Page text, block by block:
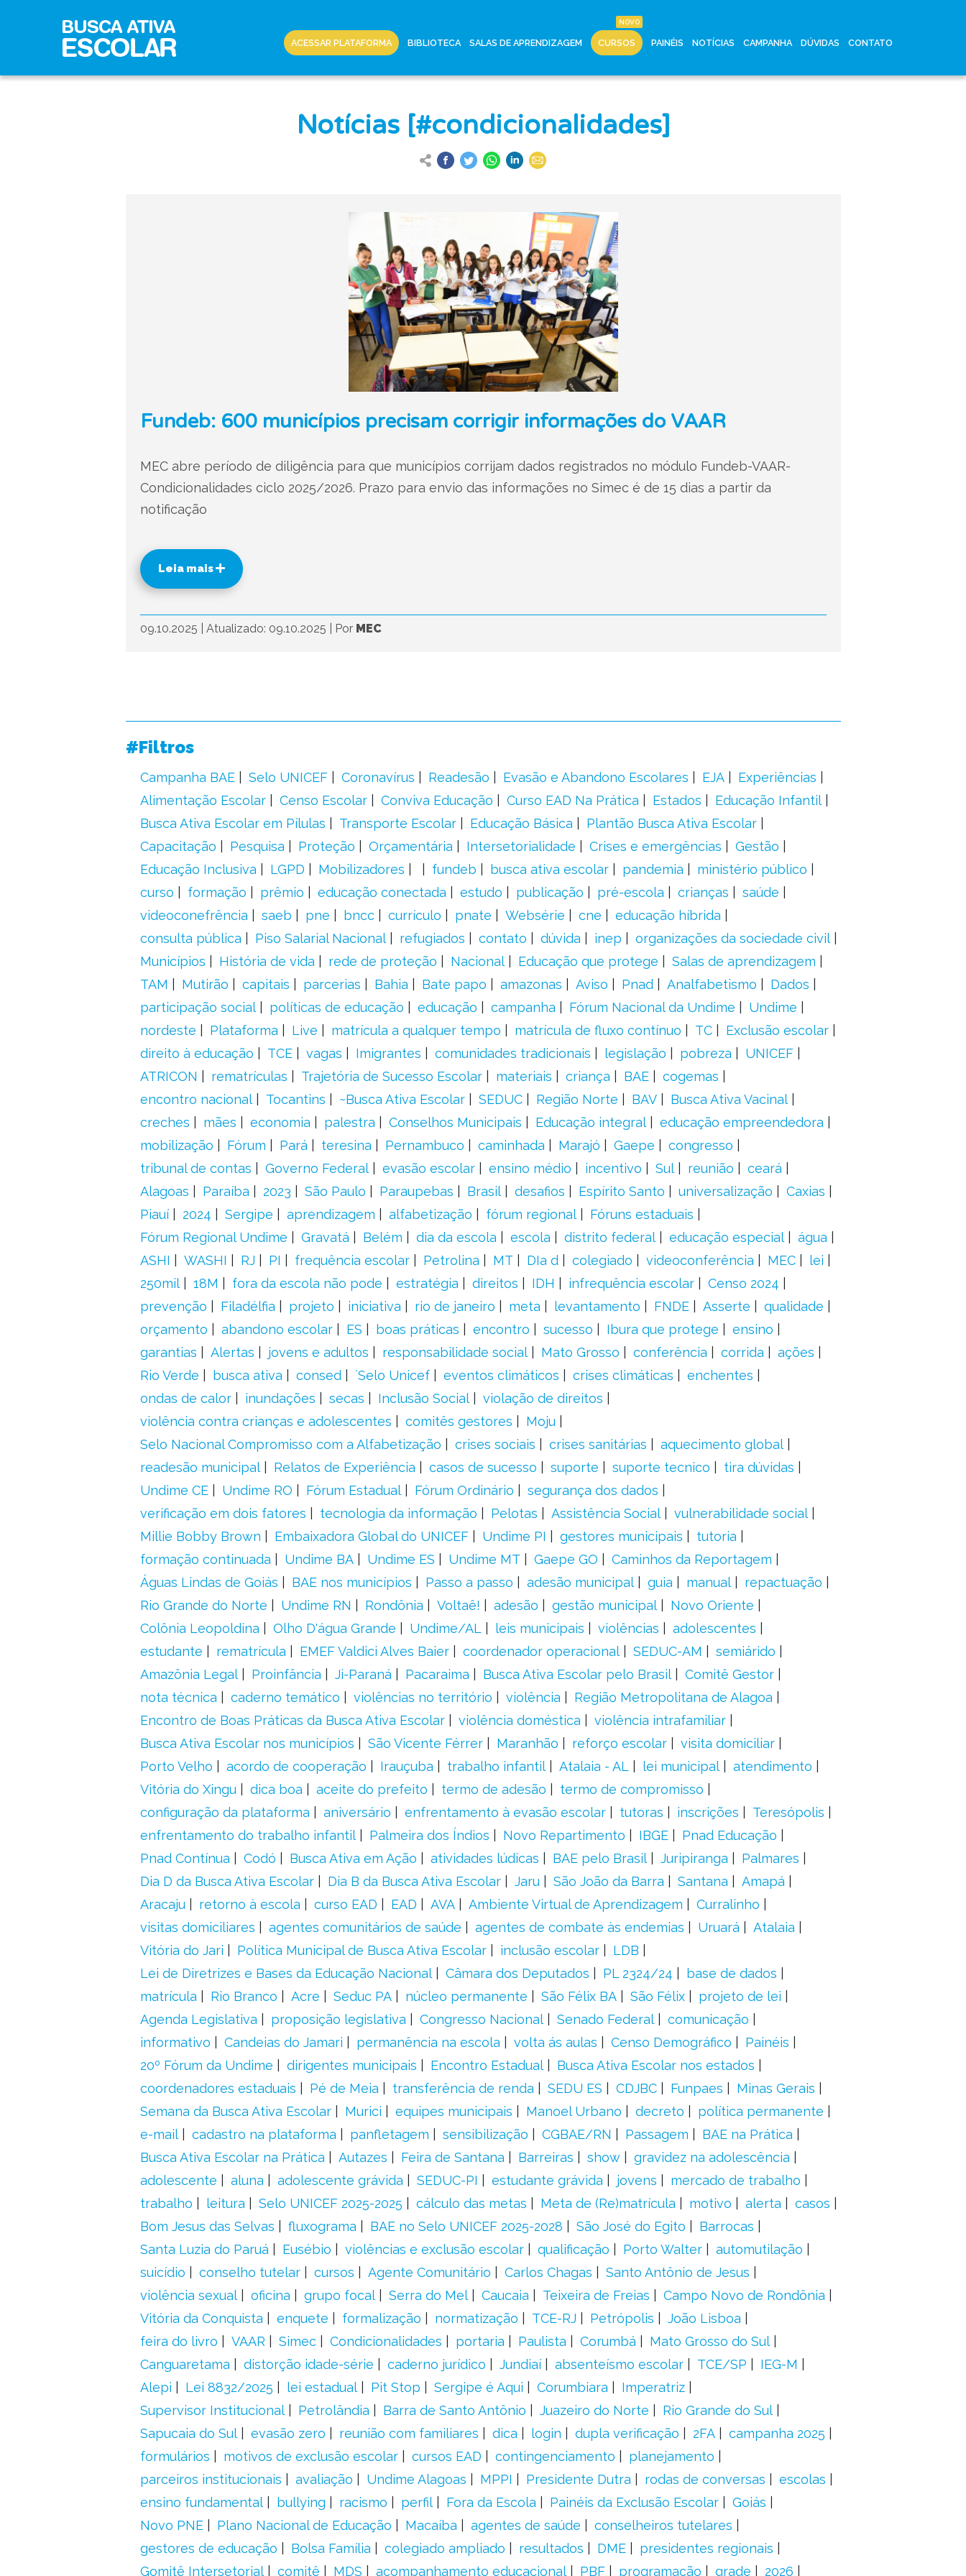
ACESSAR PLATAFORMA BIBLIOTECA SALAS DE APRENDIZAGEM CURSOS PAINÉIS NOTÍCIAS CAMPANHA DÚVIDAS CONTATO
Notícias [#condicionalidades]
Fundeb: 600 municípios precisam corrigir informações do VAAR
MEC abre período de diligência para que municípios corrijam dados registrados no módulo Fundeb-VAAR-
Condicionalidades ciclo 2025/2026. Prazo para envio das informações no Simec é de 15 dias a partir da
notificação
Leia mais
09.10.2025 Atualizado: 09.10.2025 Por MEC
#Filtros
Campanha BAE Selo UNICEF Coronavírus Readesão Evasão e Abandono Escolares EJA
Experiências
Alimentação Escolar
Censo Escolar Conviva Educação Curso EAD Na Prática Estados
Educação Infantil
Busca Ativa Escolar em Pílulas
Transporte Escolar Educação Básica
Plantão Busca Ativa Escolar
Capacitação
Pesquisa Proteção Orçamentária Intersetorialidade Crises e emergências
Gestão
Educação Inclusiva
LGPD Mobilizadores fundeb busca ativa escolar pandemia
ministério público
curso
formação prêmio educação conectada estudo publicação pré-escola crianças
saúde
videoconefrência
saeb pne bncc currículo pnate Websérie cne
educação híbrida
consulta pública
Piso Salarial Nacional refugiados contato dúvida inep
organizações da sociedade civil
Municípios
História de vida rede de proteção Nacional Educação que protege
Salas de aprendizagem
TAM
Mutirão capitais parcerias Bahia Bate papo amazonas Aviso Pnad Analfabetismo
Dados
participação social
políticas de educação educação campanha Fórum Nacional da Undime
Undime
nordeste
Plataforma Live matrícula a qualquer tempo matrícula de fluxo contínuo TC
Exclusão escolar
direito à educação
TCE vagas Imigrantes comunidades tradicionais legislação pobreza
UNICEF
ATRICON
rematrículas Trajetória de Sucesso Escolar materiais criança BAE
cogemas
encontro nacional
Tocantins ~Busca Ativa Escolar SEDUC Região Norte BAV
Busca Ativa Vacinal
creches
mães economia palestra Conselhos Municipais Educação integral
educação empreendedora
mobilização
Fórum Pará teresina Pernambuco caminhada Marajó Gaepe
congresso
tribunal de contas
Governo Federal evasão escolar ensino médio incentivo Sul reunião
ceará
Alagoas
Paraíba 2023 São Paulo Paraupebas Brasil desafios Espírito Santo universalização
Caxias
Piauí
2024 Sergipe aprendizagem alfabetização fórum regional
Fóruns estaduais
Fórum Regional Undime
Gravatá Belém dia da escola escola distrito federal educação especial
água
ASHI
WASHI RJ PI frequência escolar Petrolina MT DIa d colegiado videoconferência MEC
lei
250mil
18M fora da escola não pode estratégia direitos IDH infrequência escolar
Censo 2024
prevenção
Filadélfia projeto iniciativa rio de janeiro meta levantamento FNDE Asserte
qualidade
orçamento
abandono escolar ES boas práticas encontro sucesso Ibura que protege
ensino
garantias
Alertas jovens e adultos responsabilidade social Mato Grosso conferência corrida
ações
Rio Verde
busca ativa consed ´Selo Unicef eventos climáticos crises climáticas
enchentes
ondas de calor
inundações secas Inclusão Social
violação de direitos
violência contra crianças e adolescentes
comitês gestores
Moju
Selo Nacional Compromisso com a Alfabetização
crises sociais crises sanitárias
aquecimento global
readesão municipal
Relatos de Experiência casos de sucesso suporte suporte tecnico
tira dúvidas
Undime CE
Undime RO Fórum Estadual Fórum Ordinário
segurança dos dados
verificação em dois fatores
tecnologia da informação Pelotas Assistência Social
vulnerabilidade social
Millie Bobby Brown
Embaixadora Global do UNICEF Undime PI gestores municipais
tutoria
formação continuada
Undime BA Undime ES Undime MT Gaepe GO
Caminhos da Reportagem
Águas Lindas de Goiás
BAE nos municípios Passo a passo adesão municipal guia manual
repactuação
Rio Grande do Norte
Undime RN Rondônia Voltaê! adesão gestão municipal
Novo Oriente
Colônia Leopoldina
Olho D'água Grande Undime/AL leis municipais violências
adolescentes
estudante
rematrícula EMEF Valdici Alves Baier coordenador operacional SEDUC-AM
semiárido
Amazônia Legal
Proinfância Ji-Paraná Pacaraima Busca Ativa Escolar pelo Brasil
Comitê Gestor
nota técnica
caderno temático violências no território violência
Região Metropolitana de Alagoa
Encontro de Boas Práticas da Busca Ativa Escolar
violência doméstica
violência intrafamiliar
Busca Ativa Escolar nos municípios
São Vicente Férrer Maranhão reforço escolar
visita domiciliar
Porto Velho
acordo de cooperação Irauçuba trabalho infantil Atalaia - AL lei municipal
atendimento
Vitória do Xingu
dica boa aceite do prefeito termo de adesão
termo de compromisso
configuração da plataforma
aniversário enfrentamento à evasão escolar tutoras inscrições
Teresópolis
enfrentamento do trabalho infantil
Palmeira dos Índios Novo Repartimento IBGE
Pnad Educação
Pnad Contínua
Codó Busca Ativa em Ação atividades lúdicas BAE pelo Brasil Juripiranga
Palmares
Dia D da Busca Ativa Escolar
Dia B da Busca Ativa Escolar Jaru São João da Barra Santana
Amapá
Aracaju
retorno à escola curso EAD EAD AVA Ambiente Virtual de Aprendizagem
Curralinho
visitas domiciliares
agentes comunitários de saúde agentes de combate às endemias Uruará
Atalaia
Vitória do Jari
Política Municipal de Busca Ativa Escolar inclusão escolar
LDB
Lei de Diretrizes e Bases da Educação Nacional
Câmara dos Deputados PL 2324/24
base de dados
matrícula
Rio Branco Acre Seduc PA núcleo permanente São Félix BA São Félix
projeto de lei
Agenda Legislativa
proposição legislativa Congresso Nacional Senado Federal
comunicação
informativo
Candeias do Jamari permanência na escola volta ás aulas Censo Demográfico
Painéis
20º Fórum da Undime
dirigentes municipais Encontro Estadual
Busca Ativa Escolar nos estados
coordenadores estaduais
Pé de Meia transferência de renda SEDU ES CDJBC Funpaes
Minas Gerais
Semana da Busca Ativa Escolar
Murici equipes municipais Manoel Urbano decreto
política permanente
e-mail
cadastro na plataforma panfletagem sensibilização CGBAE/RN Passagem
BAE na Prática
Busca Ativa Escolar na Prática
Autazes Feira de Santana Barreiras show
gravidez na adolescência
adolescente
aluna adolescente grávida SEDUC-PI estudante grávida jovens
mercado de trabalho
trabalho
leitura Selo UNICEF 2025-2025 cálculo das metas Meta de (Re)matrícula motivo alerta
casos
Bom Jesus das Selvas
fluxograma BAE no Selo UNICEF 2025-2028 São José do Egito
Barrocas
Santa Luzia do Paruá
Eusébio violências e exclusão escolar qualificação Porto Walter
automutilação
suicídio
conselho tutelar cursos Agente Comunitário Carlos Chagas
Santo Antônio de Jesus
violência sexual
oficina grupo focal Serra do Mel Caucaia Teixeira de Freias
Campo Novo de Rondônia
Vitória da Conquista
enquete formalização normatização TCE-RJ Petrópolis
João Lisboa
feira do livro
VAAR Simec Condicionalidades portaria Paulista Corumbá
Mato Grosso do Sul
Canguaretama
distorção idade-série caderno jurídico Jundiaí absenteísmo escolar TCE/SP
IEG-M
Alepi
Lei 8832/2025 lei estadual Pit Stop Sergipe é Aqui Corumbiara
Imperatriz
Supervisor Institucional
Petrolândia Barra de Santo Antônio Juazeiro do Norte
Rio Grande do Sul
Sapucaia do Sul
evasão zero reunião com familiares dica login dupla verificação 2FA
campanha 2025
formulários
motivos de exclusão escolar cursos EAD contingenciamento
planejamento
parceiros institucionais
avaliação Undime Alagoas MPPI Presidente Dutra rodas de conversas
escolas
ensino fundamental
bullying racismo perfil Fora da Escola Painéis da Exclusão Escolar
Goiás
Novo PNE
Plano Nacional de Educação Macaíba agentes de saúde
conselheiros tutelares
gestores de educação
Bolsa Família colegiado ampliado resultados DME
presidentes regionais
Gomitê Intersetorial
comitê MDS acompanhamento educacional PBF programação grade 2026